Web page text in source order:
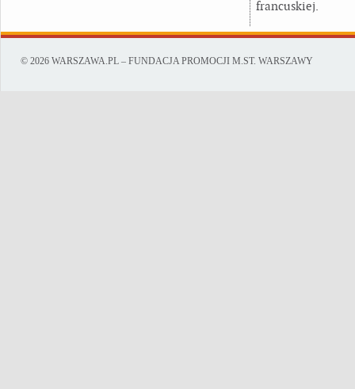
francuskiej.
© 2026 WARSZAWA.PL – FUNDACJA PROMOCJI M.ST. WARSZAWY